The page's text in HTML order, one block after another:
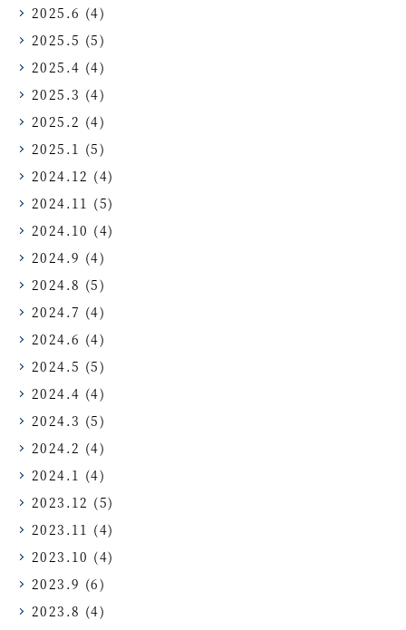
2025.6 (4)
2025.5 (5)
2025.4 (4)
2025.3 (4)
2025.2 (4)
2025.1 (5)
2024.12 (4)
2024.11 (5)
2024.10 (4)
2024.9 (4)
2024.8 (5)
2024.7 (4)
2024.6 (4)
2024.5 (5)
2024.4 (4)
2024.3 (5)
2024.2 (4)
2024.1 (4)
2023.12 (5)
2023.11 (4)
2023.10 (4)
2023.9 (6)
2023.8 (4)